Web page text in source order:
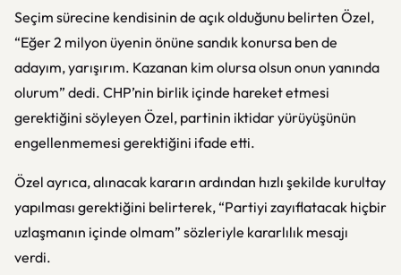
Seçim sürecine kendisinin de açık olduğunu belirten Özel,
“Eğer 2 milyon üyenin önüne sandık konursa ben de
adayım, yarışırım. Kazanan kim olursa olsun onun yanında
olurum” dedi. CHP’nin birlik içinde hareket etmesi
gerektiğini söyleyen Özel, partinin iktidar yürüyüşünün
engellenmemesi gerektiğini ifade etti.
Özel ayrıca, alınacak kararın ardından hızlı şekilde kurultay
yapılması gerektiğini belirterek, “Partiyi zayıflatacak hiçbir
uzlaşmanın içinde olmam” sözleriyle kararlılık mesajı
verdi.